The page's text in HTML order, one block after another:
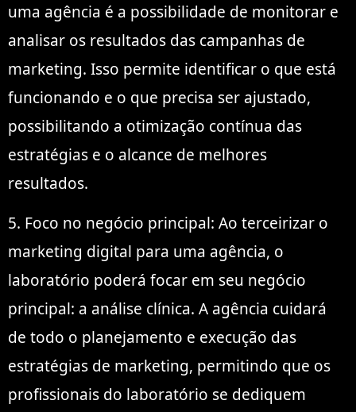
uma agência é a possibilidade de monitorar e
analisar os resultados das campanhas de
marketing. Isso permite identificar o que está
funcionando e o que precisa ser ajustado,
possibilitando a otimização contínua das
estratégias e o alcance de melhores
resultados.
5. Foco no negócio principal: Ao terceirizar o
marketing digital para uma agência, o
laboratório poderá focar em seu negócio
principal: a análise clínica. A agência cuidará
de todo o planejamento e execução das
estratégias de marketing, permitindo que os
profissionais do laboratório se dediquem